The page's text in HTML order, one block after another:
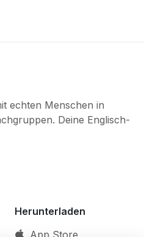
echten Menschen in
Deine Englisch-
Herunterladen
App Store